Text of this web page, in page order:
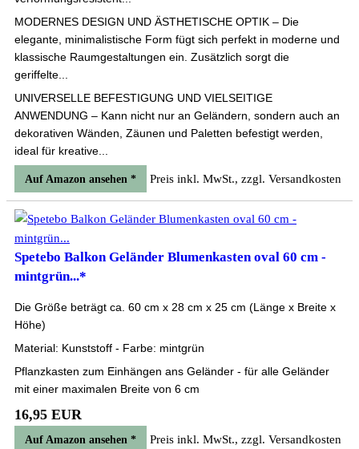
MODERNES DESIGN UND ÄSTHETISCHE OPTIK – Die
elegante, minimalistische Form fügt sich perfekt in moderne und
klassische Raumgestaltungen ein. Zusätzlich sorgt die
geriffelte...
UNIVERSELLE BEFESTIGUNG UND VIELSEITIGE
ANWENDUNG – Kann nicht nur an Geländern, sondern auch an
dekorativen Wänden, Zäunen und Paletten befestigt werden,
ideal für kreative...
Auf Amazon ansehen * Preis inkl. MwSt., zzgl. Versandkosten
Spetebo Balkon Geländer Blumenkasten oval 60 cm -
mintgrün...*
Die Größe beträgt ca. 60 cm x 28 cm x 25 cm (Länge x Breite x
Höhe)
Material: Kunststoff - Farbe: mintgrün
Pflanzkasten zum Einhängen ans Geländer - für alle Geländer
mit einer maximalen Breite von 6 cm
16,95 EUR
Auf Amazon ansehen * Preis inkl. MwSt., zzgl. Versandkosten